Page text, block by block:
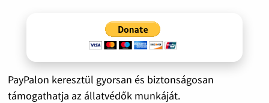
PayPalon keresztül gyorsan és biztonságosan
támogathatja az állatvédők munkáját.